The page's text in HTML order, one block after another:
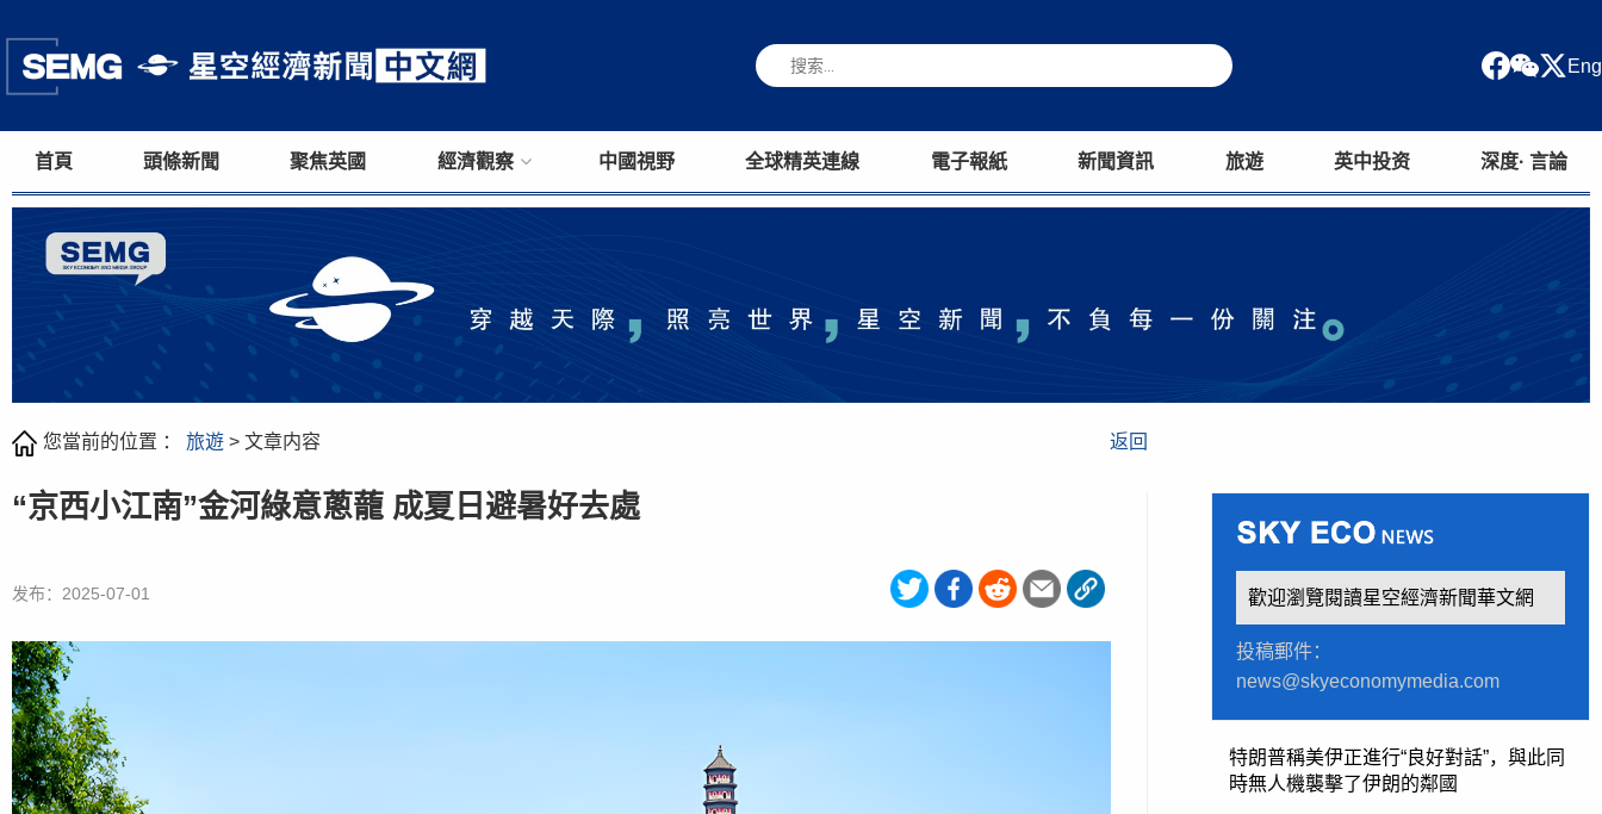
Eng
首頁 頭條新聞 聚焦英國 經濟觀察 中國視野 全球精英連線 電子報紙 新聞資訊 旅遊 英中投资 深度· 言論
您當前的位置 ： 旅遊 > 文章内容 返回
“京西小江南”金河綠意蔥蘢 成夏日避暑好去處
发布：2025-07-01 歡迎瀏覽閱讀星空經濟新聞華文網
投稿郵件：
news@skyeconomymedia.com
特朗普稱美伊正進行“良好對話”，與此同
時無人機襲擊了伊朗的鄰國